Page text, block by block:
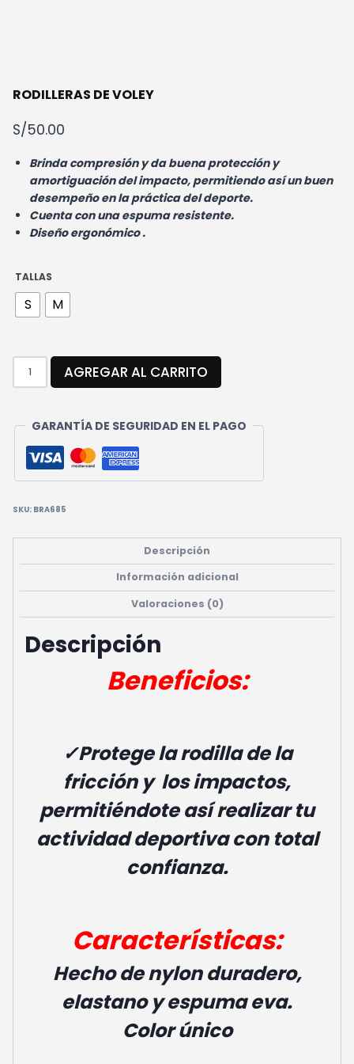
RODILLERAS DE VOLEY
S/50.00
Brinda compresión y da buena protección y
amortiguación del impacto, permitiendo así un buen
desempeño en la práctica del deporte.
Cuenta con una espuma resistente.
Diseño ergonómico .
TALLAS
S M
RODILLERAS AGREGAR AL CARRITO
GARANTÍA DE SEGURIDAD EN EL PAGO
SKU: BRA685
Descripción
Información adicional
Valoraciones (0)
Descripción
Beneficios:
✓Protege la rodilla de la
fricción y los impactos,
permitiéndote así realizar tu
actividad deportiva con total
confianza.
Características:
Hecho de nylon duradero,
elastano y espuma eva.
Color único